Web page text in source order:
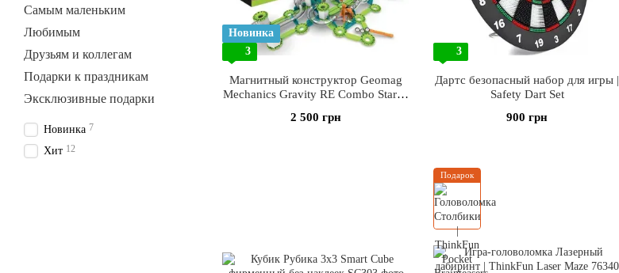
Новинка
3
Магнитный конструктор Geomag
Mechanics Gravity RE Combo Starter
2 500 грн
3
Дартс безопасный набор для игры |
Safety Dart Set
900 грн
Подарок
Самым маленьким
Любимым
Друзьям и коллегам
Подарки к праздникам
Эксклюзивные подарки
Новинка 7
Хит 12